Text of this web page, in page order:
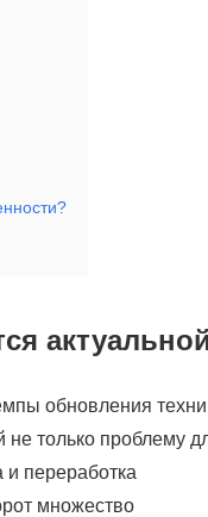
обновления
только проблему
и переработка
множество